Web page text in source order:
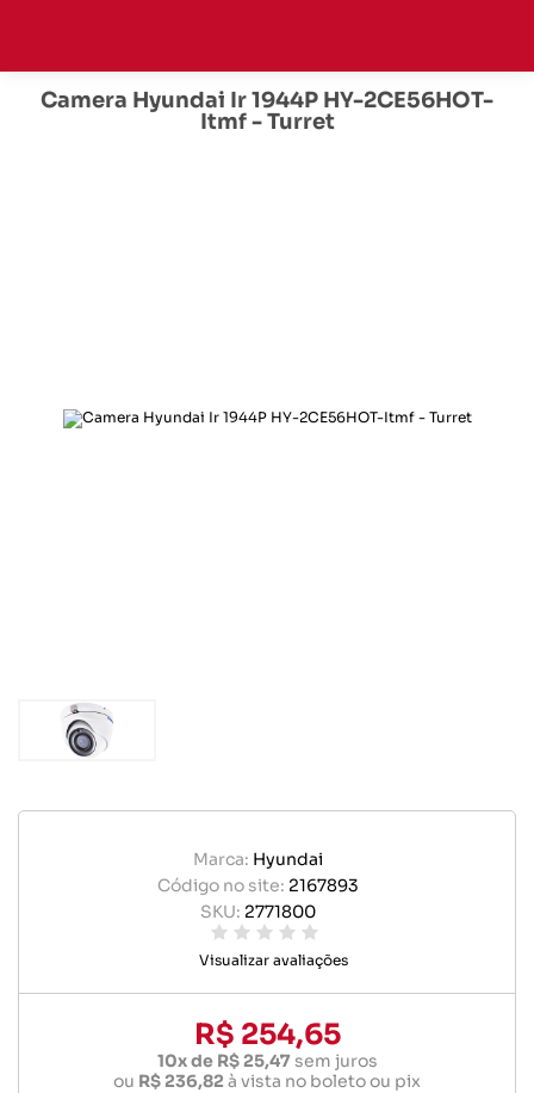
Camera Hyundai Ir 1944P HY-2CE56HOT-
Itmf - Turret
Marca: Hyundai
Código no site: 2167893
SKU: 2771800
Visualizar avaliações
R$ 254,65
10x de R$ 25,47sem juros
ou R$ 236,82 à vista no boleto ou pix